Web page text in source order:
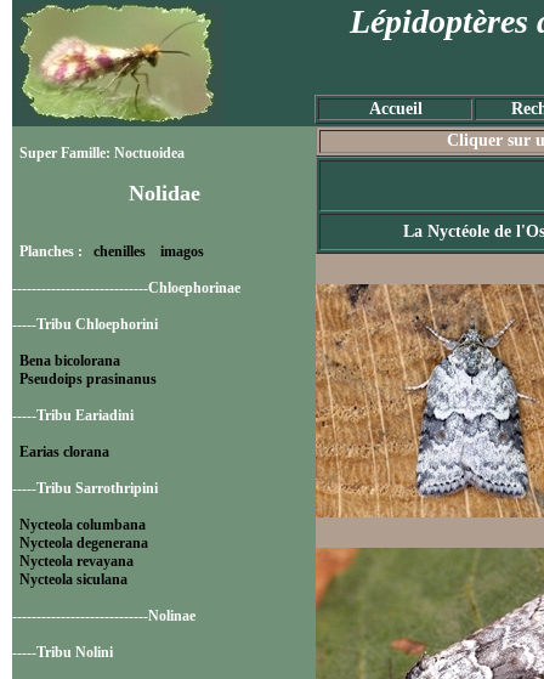
Lépidoptères
Accueil
Super Famille: Noctuoidea
Nolidae
Planches : chenilles imagos
----------------------------Chloephorinae
-----Tribu Chloephorini
Bena bicolorana
Pseudoips prasinanus
-----Tribu Eariadini
Earias clorana
-----Tribu Sarrothripini
Nycteola columbana
Nycteola degenerana
Nycteola revayana
Nycteola siculana
----------------------------Nolinae
-----Tribu Nolini
Cliquer sur
La Nyctéole de